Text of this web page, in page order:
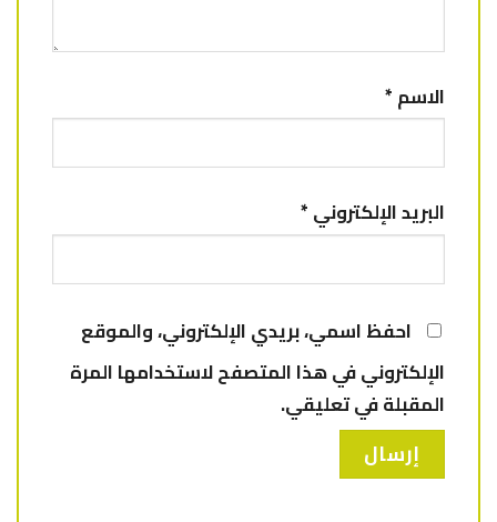
الاسم*
البريد الإلكتروني*
احفظ اسمي، بريدي الإلكتروني، والموقع
الإلكتروني في هذا المتصفح لاستخدامها المرة
المقبلة في تعليقي.